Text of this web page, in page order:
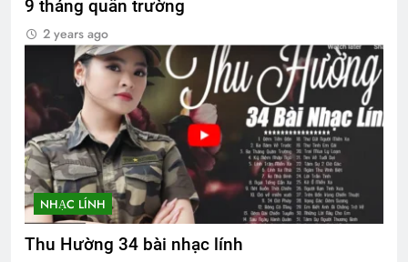
9 tháng quân trường
2 years ago
NHẠC LÍNH
Thu Hường 34 bài nhạc lính